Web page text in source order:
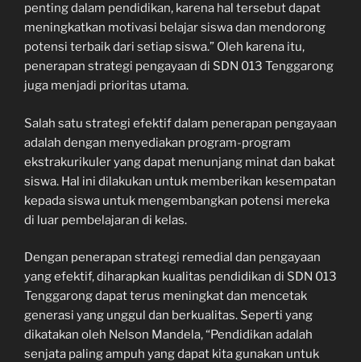
penting dalam pendidikan, karena hal tersebut dapat
meningkatkan motivasi belajar siswa dan mendorong
potensi terbaik dari setiap siswa.” Oleh karena itu,
penerapan strategi pengayaan di SDN 013 Tenggarong
juga menjadi prioritas utama.
Salah satu strategi efektif dalam penerapan pengayaan
adalah dengan menyediakan program-program
ekstrakurikuler yang dapat menunjang minat dan bakat
siswa. Hal ini dilakukan untuk memberikan kesempatan
kepada siswa untuk mengembangkan potensi mereka
di luar pembelajaran di kelas.
Dengan penerapan strategi remedial dan pengayaan
yang efektif, diharapkan kualitas pendidikan di SDN 013
Tenggarong dapat terus meningkat dan mencetak
generasi yang unggul dan berkualitas. Seperti yang
dikatakan oleh Nelson Mandela, “Pendidikan adalah
senjata paling ampuh yang dapat kita gunakan untuk